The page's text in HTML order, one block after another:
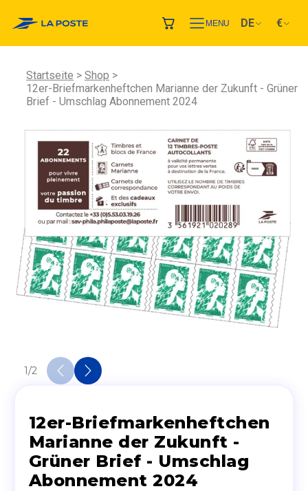
MENU DE €
Startseite
Shop
12er-Briefmarkenheftchen Marianne der Zukunft - Grüner
Brief - Umschlag Abonnement 2024
1/2
12er-Briefmarkenheftchen
Marianne der Zukunft -
Grüner Brief - Umschlag
Abonnement 2024